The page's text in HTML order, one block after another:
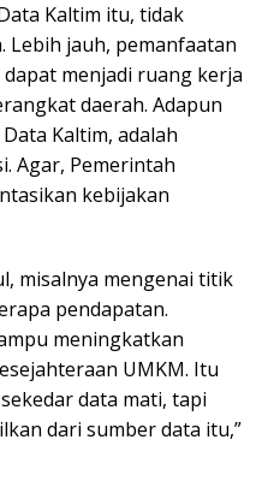
Kaltim itu, tidak
Lebih jauh, pemanfaatan
menjadi ruang kerja
daerah. Adapun
Kaltim, adalah
Agar, Pemerintah
kebijakan
misalnya mengenai titik
pendapatan.
meningkatkan
UMKM. Itu
data mati, tapi
dari sumber data itu,”